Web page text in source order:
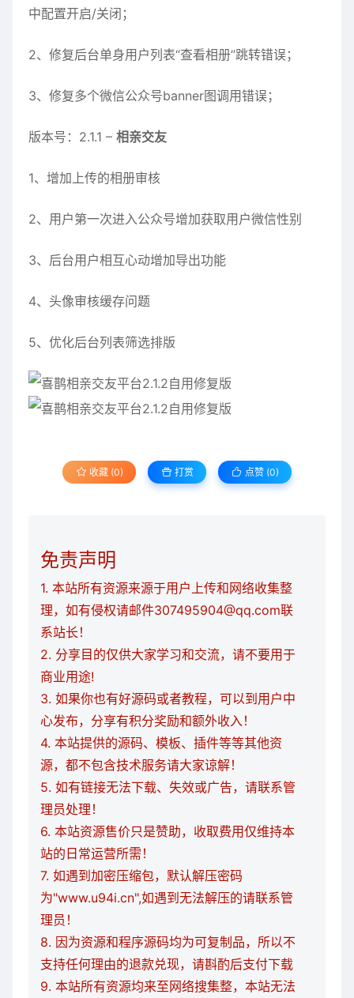
中配置开启/关闭；
2、修复后台单身用户列表“查看相册”跳转错误；
3、修复多个微信公众号banner图调用错误；
版本号：2.1.1 – 相亲交友
1、增加上传的相册审核
2、用户第一次进入公众号增加获取用户微信性别
3、后台用户相互心动增加导出功能
4、头像审核缓存问题
5、优化后台列表筛选排版
收藏 (0) 打赏 点赞 (0)
免责声明
1. 本站所有资源来源于用户上传和网络收集整
理，如有侵权请邮件307495904@qq.com联
系站长！
2. 分享目的仅供大家学习和交流，请不要用于
商业用途!
3. 如果你也有好源码或者教程，可以到用户中
心发布，分享有积分奖励和额外收入！
4. 本站提供的源码、模板、插件等等其他资
源，都不包含技术服务请大家谅解！
5. 如有链接无法下载、失效或广告，请联系管
理员处理！
6. 本站资源售价只是赞助，收取费用仅维持本
站的日常运营所需！
7. 如遇到加密压缩包，默认解压密码
为"www.u94i.cn",如遇到无法解压的请联系管
理员！
8. 因为资源和程序源码均为可复制品，所以不
支持任何理由的退款兑现，请斟酌后支付下载
9. 本站所有资源均来至网络搜集整，本站无法